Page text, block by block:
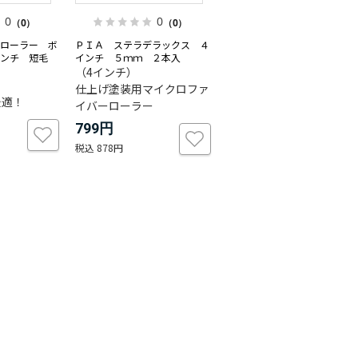
0（0）
ーラー ボ
ンチ 短毛
！
0（0）
ＰＩＡ ステラデラックス ４
インチ ５ｍｍ ２本入
（4インチ）
仕上げ塗装用マイクロファ
イバーローラー
799円
878円